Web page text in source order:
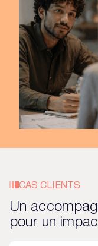
CAS CLIENTS
Un
pour un